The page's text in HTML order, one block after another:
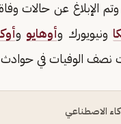
عن حالات وفاة في 12
ونيويورك وأوهايو و
الوفيات في حوادث
الاصطناعي